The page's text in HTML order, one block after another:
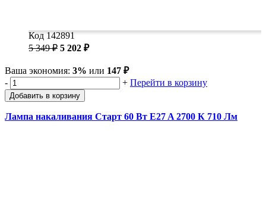
Код 142891
5 349 ₽ 5 202 ₽
Ваша экономия: 3% или 147 ₽
-
+ Перейти в корзину
Добавить в корзину
Лампа накаливания Старт 60 Вт E27 A 2700 К 710 Лм